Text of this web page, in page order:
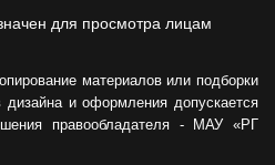
для просмотра лицам
материалов или подборки
дизайна и оформления допускается
правообладателя - МАУ «РГ